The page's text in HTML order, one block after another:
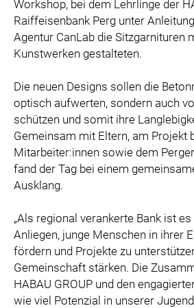
Workshop, bei dem Lehrlinge der
Raiffeisenbank Perg unter
Agentur CanLab die Sitzgarnituren
Kunstwerken gestalteten.
Die neuen Designs sollen die
optisch aufwerten, sondern auch
schützen und somit ihre
Gemeinsam mit Eltern, am Projekt
Mitarbeiter:innen sowie dem
fand der Tag bei einem
Ausklang.
„Als regional verankerte Bank ist
Anliegen, junge Menschen in ihrer
fördern und Projekte zu
Gemeinschaft stärken. Die
HABAU GROUP und den
wie viel Potenzial in unserer